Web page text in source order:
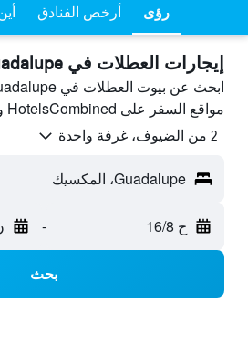
رؤى أرخص الفنادق
إيجارات العطلات في Guadalupe
مواقع السفر على HotelsCombined وقارن بينها ووفّر.
2 من الضيوف، غرفة واحدة
Guadalupe، المكسيك
ح 16/8 - ن
بحث